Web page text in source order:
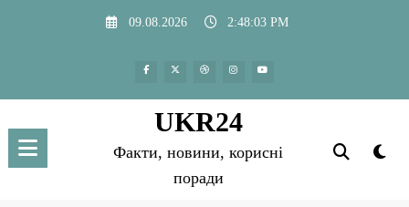
09.08.2026 2:48:04 PM
UKR24
Факти, новини, корисні
поради